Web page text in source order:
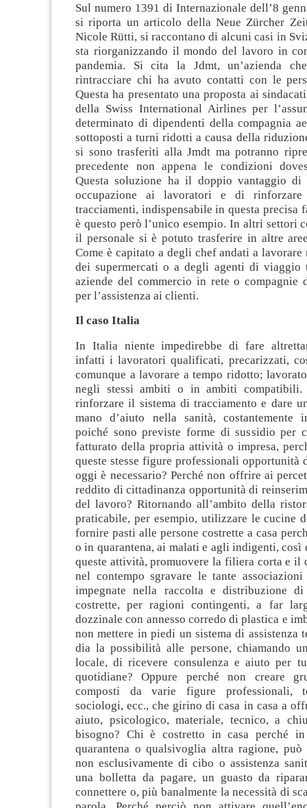
Sul numero 1391 di Internazionale dell’8
si riporta un articolo della Neue Zürcher
Nicole Rütti, si raccontano di alcuni casi in
sta riorganizzando il mondo del lavoro in
pandemia. Si cita la Jdmt, un’azienda
rintracciare chi ha avuto contatti con le
Questa ha presentato una proposta ai
della Swiss International Airlines per
determinato di dipendenti della compagnia
sottoposti a turni ridotti a causa della
si sono trasferiti alla Jmdt ma potranno
precedente non appena le condizioni
Questa soluzione ha il doppio vantaggio di
occupazione ai lavoratori e di
tracciamenti, indispensabile in questa precisa
è questo però l’unico esempio. In altri settori
il personale si è potuto trasferire in altre
Come è capitato a degli chef andati a
dei supermercati o a degli agenti di viaggio
aziende del commercio in rete o compagnie
per l’assistenza ai clienti.
Il caso Italia
In Italia niente impedirebbe di fare
infatti i lavoratori qualificati, precarizzati,
comunque a lavorare a tempo ridotto;
negli stessi ambiti o in ambiti compatibili.
rinforzare il sistema di tracciamento e dare
mano d’aiuto nella sanità,
poiché sono previste forme di sussidio per
fatturato della propria attività o impresa,
queste stesse figure professionali opportunità
oggi è necessario? Perché non offrire ai
reddito di cittadinanza opportunità di
del lavoro? Ritornando all’ambito della
praticabile, per esempio, utilizzare le cucine
fornire pasti alle persone costrette a casa
o in quarantena, ai malati e agli indigenti, così
queste attività, promuovere la filiera corta e il
nel contempo sgravare le tante
impegnate nella raccolta e distribuzione
costrette, per ragioni contingenti, a far
dozzinale con annesso corredo di plastica e
non mettere in piedi un sistema di assistenza
dia la possibilità alle persone, chiamando
locale, di ricevere consulenza e aiuto per
quotidiane? Oppure perché non creare
composti da varie figure professionali,
sociologi, ecc., che girino di casa in casa a
aiuto, psicologico, materiale, tecnico, a
bisogno? Chi è costretto in casa perché
quarantena o qualsivoglia altra ragione, può
non esclusivamente di cibo o assistenza
una bolletta da pagare, un guasto da
connettere o, più banalmente la necessità di